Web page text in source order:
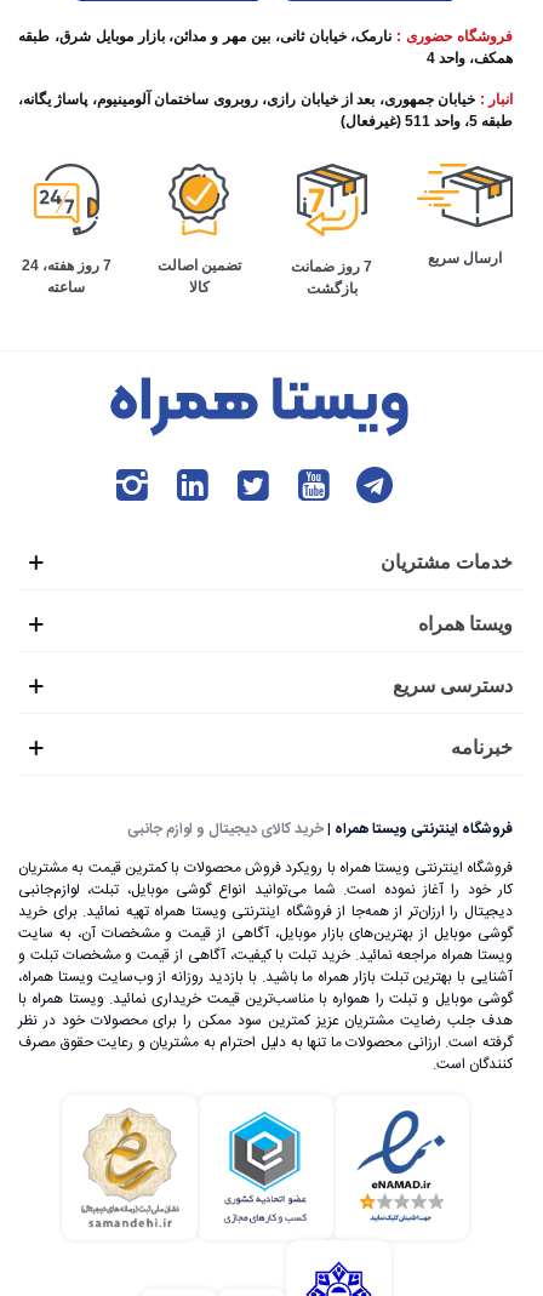
فروشگاه حضوری : نارمک، خیابان ثانی، بین مهر و مدائن، بازار موبایل شرق، طبقه
همکف، واحد 4
انبار : خیابان جمهوری، بعد از خیابان رازی، روبروی ساختمان آلومینیوم، پاساژ یگانه،
طبقه 5، واحد 511 (غیرفعال)
ارسال سریع
7 روز ضمانت
بازگشت
تضمین اصالت
کالا
7 روز هفته، 24
ساعته
خدمات مشتریان
ویستا همراه
دسترسی سریع
خبرنامه
فروشگاه اینترنتی ویستا همراه |خرید کالای دیجیتال و لوازم جانبی
فروشگاه اینترنتی ویستا همراه با رویکرد فروش محصولات با کمترین قیمت به مشتریان
کار خود را آغاز نموده است. شما می‌توانید انواع گوشی موبایل، تبلت، لوازم‌جانبی
دیجیتال را ارزان‌تر از همه‌جا از فروشگاه اینترنتی ویستا همراه تهیه نمائید. برای خرید
گوشی موبایل از بهترین‌های بازار موبایل، آگاهی از قیمت و مشخصات آن، به ‌سایت
ویستا همراه مراجعه نمائید. خرید تبلت با کیفیت، آگاهی از قیمت و مشخصات تبلت و
آشنایی با بهترین تبلت بازار همراه ما باشید. با بازدید روزانه از وب‌سایت ویستا همراه،
گوشی موبایل و تبلت را همواره با مناسب‌ترین قیمت خریداری نمائید. ویستا همراه با
هدف جلب رضایت مشتریان عزیز کمترین سود ممکن را برای محصولات خود در نظر
گرفته است. ارزانی محصولات ما تنها به دلیل احترام به مشتریان و رعایت حقوق مصرف
کنندگان است.